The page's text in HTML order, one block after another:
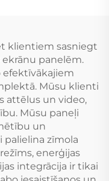
klientiem sasniegt
panelēm.
efektīvākajiem
Mūsu klienti
attēlus un video,
Mūsu paneļi
un
palielina zīmola
enerģijas
integrācija ir tikai